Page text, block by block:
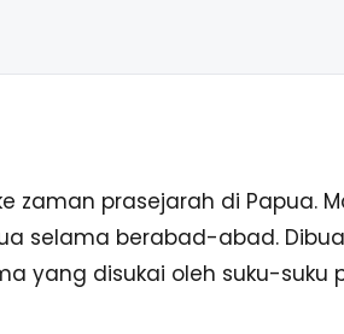
zaman prasejarah di Papua.
selama berabad-abad.
yang disukai oleh suku-suku